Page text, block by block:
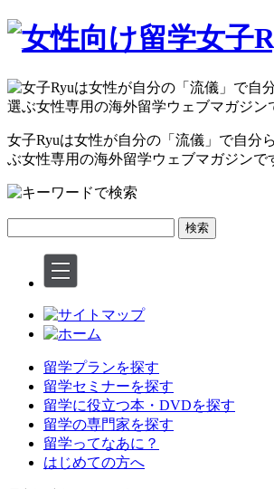
女子Ryuは女性が自分の 「流儀」 で自分
ぶ女性専用の海外留学ウェブマガジンで
検索
留学プランを探す
留学セミナーを探す
留学に役立つ本・DVDを探す
留学の専門家を探す
留学ってなあに？
はじめての方へ